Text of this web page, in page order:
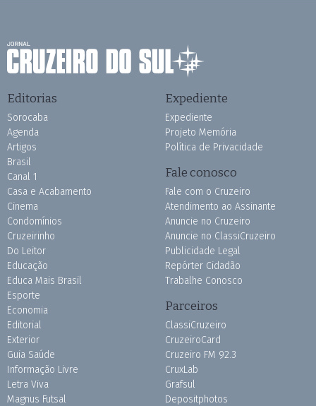
Editorias
Sorocaba
Agenda
Artigos
Brasil
Canal 1
Casa e Acabamento
Cinema
Condomínios
Cruzeirinho
Do Leitor
Educação
Educa Mais Brasil
Esporte
Economia
Editorial
Exterior
Guia Saúde
Informação Livre
Letra Viva
Magnus Futsal
Expediente
Expediente
Projeto Memória
Política de Privacidade
Fale conosco
Fale com o Cruzeiro
Atendimento ao Assinante
Anuncie no Cruzeiro
Anuncie no ClassiCruzeiro
Publicidade Legal
Repórter Cidadão
Trabalhe Conosco
Parceiros
ClassiCruzeiro
CruzeiroCard
Cruzeiro FM 92.3
CruxLab
Grafsul
Depositphotos